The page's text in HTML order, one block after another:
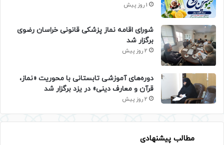
1 روز پیش
شورای اقامه نماز پزشکی قانونی خراسان رضوی
برگزار شد
2 روز پیش
دوره‌های آموزشی تابستانی با محوریت «نماز،
قرآن و معارف دینی» در یزد برگزار شد
2 روز پیش
مطالب پیشنهادی